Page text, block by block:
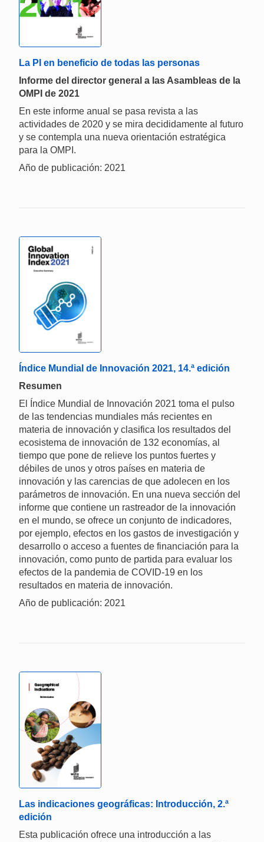
La PI en beneficio de todas las personas
Informe del director general a las Asambleas de la
OMPI de 2021
En este informe anual se pasa revista a las
actividades de 2020 y se mira decididamente al futuro
y se contempla una nueva orientación estratégica
para la OMPI.
Año de publicación: 2021
Índice Mundial de Innovación 2021, 14.ª edición
Resumen
El Índice Mundial de Innovación 2021 toma el pulso
de las tendencias mundiales más recientes en
materia de innovación y clasifica los resultados del
ecosistema de innovación de 132 economías, al
tiempo que pone de relieve los puntos fuertes y
débiles de unos y otros países en materia de
innovación y las carencias de que adolecen en los
parámetros de innovación. En una nueva sección del
informe que contiene un rastreador de la innovación
en el mundo, se ofrece un conjunto de indicadores,
por ejemplo, efectos en los gastos de investigación y
desarrollo o acceso a fuentes de financiación para la
innovación, como punto de partida para evaluar los
efectos de la pandemia de COVID‑19 en los
resultados en materia de innovación.
Año de publicación: 2021
Las indicaciones geográficas: Introducción, 2.ª
edición
Esta publicación ofrece una introducción a las